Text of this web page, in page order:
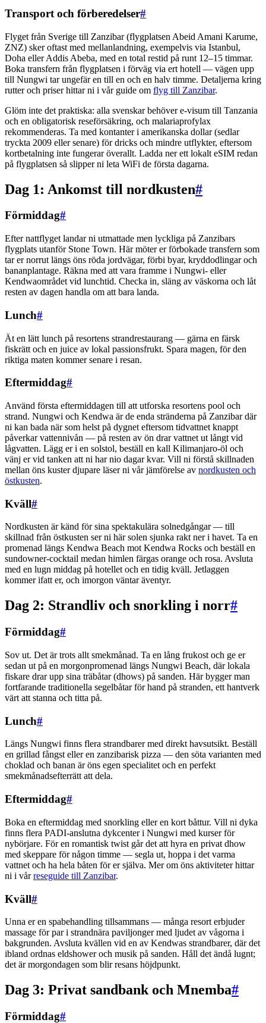
Transport och förberedelser#
Flyget från Sverige till Zanzibar (flygplatsen Abeid Amani Karume,
ZNZ) sker oftast med mellanlandning, exempelvis via Istanbul,
Doha eller Addis Abeba, med en total restid på runt 12–15 timmar.
Boka transfern från flygplatsen i förväg via ert hotell — vägen upp
till Nungwi tar ungefär en till en och en halv timme. Detaljerna kring
rutter och priser hittar ni i vår guide om flyg till Zanzibar.
Glöm inte det praktiska: alla svenskar behöver e-visum till Tanzania
och en obligatorisk reseförsäkring, och malariaprofylax
rekommenderas. Ta med kontanter i amerikanska dollar (sedlar
tryckta 2009 eller senare) för dricks och mindre utflykter, eftersom
kortbetalning inte fungerar överallt. Ladda ner ett lokalt eSIM redan
på flygplatsen så slipper ni leta WiFi de första dagarna.
Dag 1: Ankomst till nordkusten#
Förmiddag#
Efter nattflyget landar ni utmattade men lyckliga på Zanzibars
flygplats utanför Stone Town. Här möter er förbokade transfern som
tar er norrut längs öns röda jordvägar, förbi byar, kryddodlingar och
bananplantage. Räkna med att vara framme i Nungwi- eller
Kendwaområdet vid lunchtid. Checka in, släng av väskorna och låt
resten av dagen handla om att bara landa.
Lunch#
Ät en lätt lunch på resortens strandrestaurang — gärna en färsk
fiskrätt och en juice av lokal passionsfrukt. Spara magen, för den
riktiga maten kommer senare i resan.
Eftermiddag#
Använd första eftermiddagen till att utforska resortens pool och
strand. Nungwi och Kendwa är de enda stränderna på Zanzibar där
ni kan bada när som helst på dygnet eftersom tidvattnet knappt
påverkar vattennivån — på resten av ön drar vattnet ut långt vid
lågvatten. Lägg er i en solstol, beställ en kall Kilimanjaro-öl och
vänj er vid tanken att ni har nio dagar kvar. Vill ni förstå skillnaden
mellan öns kuster djupare läser ni vår jämförelse av nordkusten och
östkusten.
Kväll#
Nordkusten är känd för sina spektakulära solnedgångar — till
skillnad från östkusten ser ni här solen sjunka rakt ner i havet. Ta en
promenad längs Kendwa Beach mot Kendwa Rocks och beställ en
sundowner-cocktail medan himlen färgas orange och rosa. Avsluta
med en lugn middag på hotellet och en tidig kväll. Jetlaggen
kommer ifatt er, och imorgon väntar äventyr.
Dag 2: Strandliv och snorkling i norr#
Förmiddag#
Sov ut. Det är trots allt smekmånad. Ta en lång frukost och ge er
sedan ut på en morgonpromenad längs Nungwi Beach, där lokala
fiskare drar upp sina träbåtar (dhows) på sanden. Här bygger man
fortfarande traditionella segelbåtar för hand på stranden, ett hantverk
värt att stanna och titta på.
Lunch#
Längs Nungwi finns flera strandbarer med direkt havsutsikt. Beställ
en grillad fångst eller en zanzibarisk pizza — den söta varianten med
choklad och banan är öns egen specialitet och en perfekt
smekmånadsefterrätt att dela.
Eftermiddag#
Boka en eftermiddag med snorkling eller en kort båttur. Vill ni dyka
finns flera PADI-anslutna dykcenter i Nungwi med kurser för
nybörjare. För en romantisk twist går det att hyra en privat dhow
med skeppare för någon timme — segla ut, hoppa i det varma
vattnet och ha hela båten för er själva. Mer om öns aktiviteter hittar
ni i vårreseguide till Zanzibar.
Kväll#
Unna er en spabehandling tillsammans — många resort erbjuder
massage för par i strandnära paviljonger med ljudet av vågorna i
bakgrunden. Avsluta kvällen vid en av Kendwas strandbarer, där det
ibland ordnas eldshower och musik på sanden. Håll det ändå lugnt;
det är morgondagen som blir resans höjdpunkt.
Dag 3: Privat sandbank och Mnemba#
Förmiddag#